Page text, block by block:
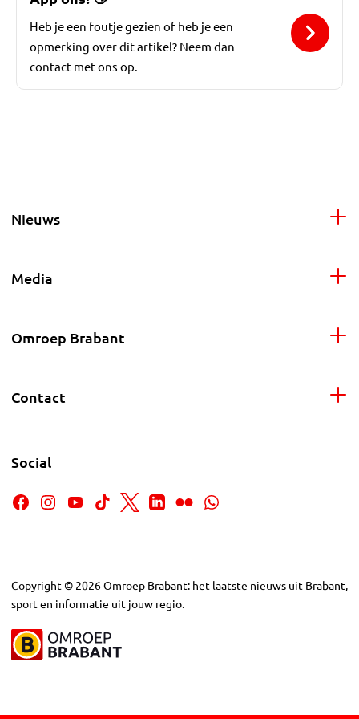
Heb je een foutje gezien of heb je een
opmerking over dit artikel? Neem dan
contact met ons op.
Nieuws
Media
Omroep Brabant
Contact
Social
Copyright © 2026Omroep Brabant: het laatste nieuws uit Brabant,
sport en informatie uit jouw regio.